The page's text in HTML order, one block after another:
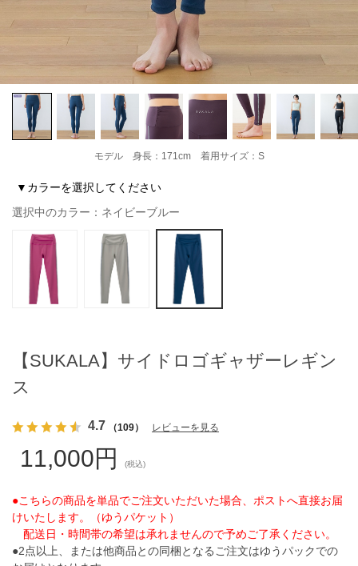
モデル 身長：171cm 着用サイズ：S
▼カラーを選択してください
選択中のカラー：ネイビーブルー
【SUKALA】サイドロゴギャザーレギン
ス
4.7 （109） レビューを見る
11,000円 (税込)
●こちらの商品を単品でご注文いただいた場合、ポストへ直接お届
けいたします。（ゆうパケット）
配送日・時間帯の希望は承れませんので予めご了承ください。
●2点以上、または他商品との同梱となるご注文はゆうパックでの